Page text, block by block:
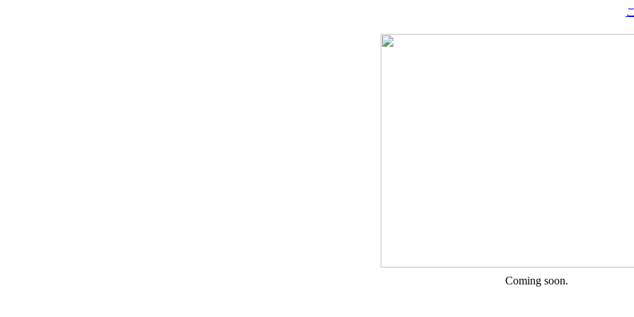
Coming soon.